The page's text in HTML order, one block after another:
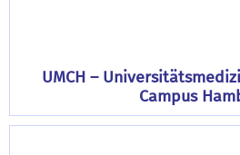
UMCH –
Campus